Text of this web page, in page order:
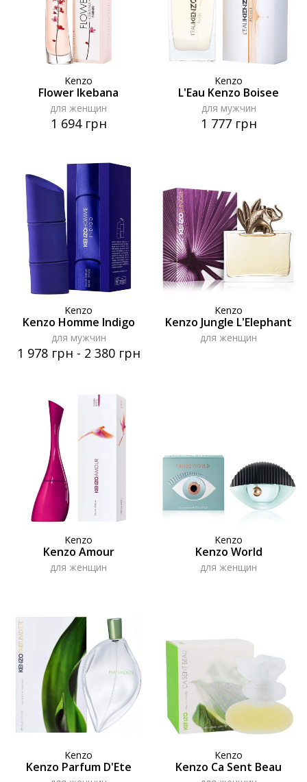
Kenzo
Flower Ikebana
для женщин
1 694 грн
Kenzo
L'Eau Kenzo Boisee
для мужчин
1 777 грн
Kenzo
Kenzo Homme Indigo
для мужчин
1 978 грн - 2 380 грн
Kenzo
Kenzo Jungle L'Elephant
для женщин
Kenzo
Kenzo Amour
для женщин
Kenzo
Kenzo World
для женщин
Kenzo
Kenzo Parfum D'Ete
Kenzo
Kenzo Ca Sent Beau